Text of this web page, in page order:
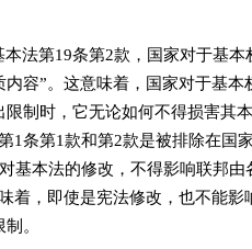
本法第19条第2款，国家对于基本
内容”。这意味着，国家对于基
限制时，它无论如何不得损害其
1条第1款和第2款是被排除在国
对基本法的修改，不得影响联邦
着，即使是宪法修改，也不能影
。